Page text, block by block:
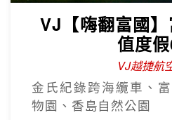
VJ【嗨翻富國
值度
VJ越捷航
金氏紀錄跨海纜車、
物園、香島自然公園